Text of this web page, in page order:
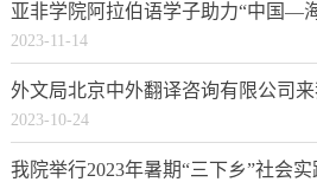
2023-11-14
外文局北京中外翻译咨询有限公司
2023-10-24
我院举行2023年暑期“三下乡”社会